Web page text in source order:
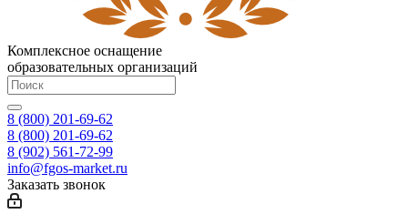
Комплексное оснащение
образовательных организаций
8 (800) 201-69-62
8 (800) 201-69-62
8 (902) 561-72-99
info@fgos-market.ru
Заказать звонок